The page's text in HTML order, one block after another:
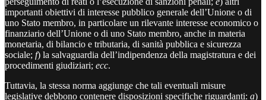
importanti obiettivi di interesse pubblico generale dell’Unione o di
uno Stato membro, in particolare un rilevante interesse economico o
finanziario dell’Unione o di uno Stato membro, anche in materia
monetaria, di bilancio e tributaria, di sanità pubblica e sicurezza
sociale; f) la salvaguardia dell’indipendenza della magistratura e dei
procedimenti giudiziari; ecc.
Tuttavia, la stessa norma aggiunge che tali eventuali misure
legislative debbono contenere disposizioni specifiche riguardanti: a)